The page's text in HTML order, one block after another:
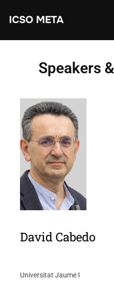
ICSO META
Speakers
David Cabedo
Universitat Jaume I